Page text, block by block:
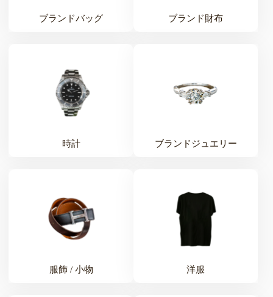
ブランドバッグ ブランド財布
時計 ブランドジュエリー
服飾 / 小物 洋服